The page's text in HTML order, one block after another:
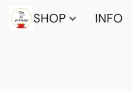
SHOP INFO